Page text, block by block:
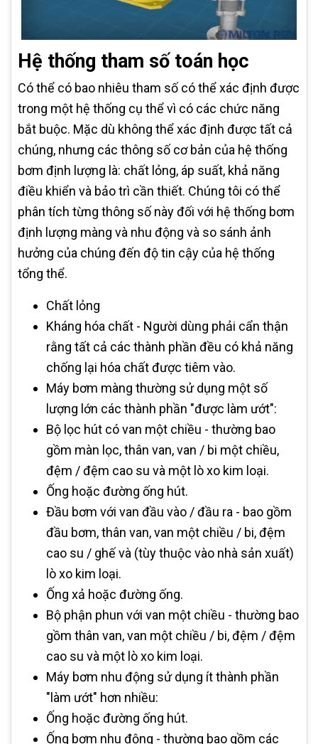
Hệ thống tham số toán học
Có thể có bao nhiêu tham số có thể xác định được
trong một hệ thống cụ thể vì có các chức năng
bắt buộc. Mặc dù không thể xác định được tất cả
chúng, nhưng các thông số cơ bản của hệ thống
bơm định lượng là: chất lỏng, áp suất, khả năng
điều khiển và bảo trì cần thiết. Chúng tôi có thể
phân tích từng thông số này đối với hệ thống bơm
định lượng màng và nhu động và so sánh ảnh
hưởng của chúng đến độ tin cậy của hệ thống
tổng thể.
Chất lỏng
Kháng hóa chất - Người dùng phải cẩn thận
rằng tất cả các thành phần đều có khả năng
chống lại hóa chất được tiêm vào.
Máy bơm màng thường sử dụng một số
lượng lớn các thành phần "được làm ướt":
Bộ lọc hút có van một chiều - thường bao
gồm màn lọc, thân van, van / bi một chiều,
đệm / đệm cao su và một lò xo kim loại.
Ống hoặc đường ống hút.
Đầu bơm với van đầu vào / đầu ra - bao gồm
đầu bơm, thân van, van một chiều / bi, đệm
cao su / ghế và (tùy thuộc vào nhà sản xuất)
lò xo kim loại.
Ống xả hoặc đường ống.
Bộ phận phun với van một chiều - thường bao
gồm thân van, van một chiều / bi, đệm / đệm
cao su và một lò xo kim loại.
Máy bơm nhu động sử dụng ít thành phần
"làm ướt" hơn nhiều:
Ống hoặc đường ống hút.
Ống bơm nhu động - thường bao gồm các